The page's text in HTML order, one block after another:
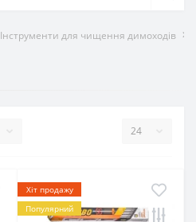
Інструменти для чищення димоходів
Хіт продажу
Популярний